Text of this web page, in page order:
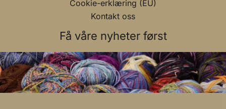
Cookie-erklæring (EU)
Kontakt oss
Få våre nyheter først